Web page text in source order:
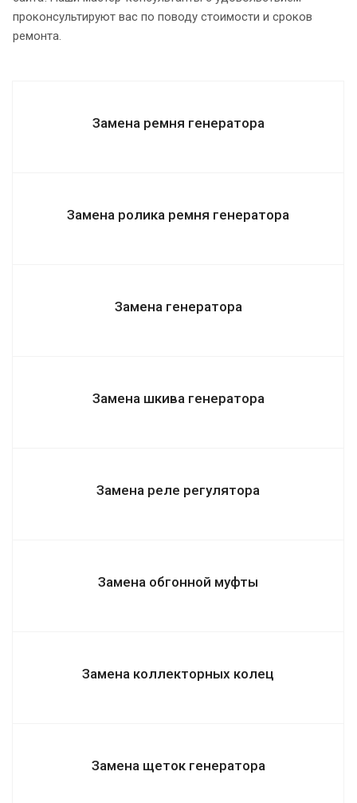
проконсультируют вас по поводу стоимости и сроков
ремонта.
Замена ремня генератора
Замена ролика ремня генератора
Замена генератора
Замена шкива генератора
Замена реле регулятора
Замена обгонной муфты
Замена коллекторных колец
Замена щеток генератора